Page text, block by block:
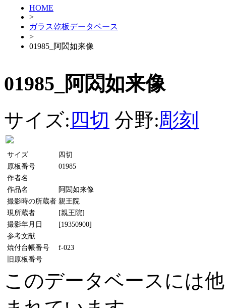
HOME
>
ガラス乾板データベース
>
01985_阿閦如来像
01985_阿閦如来像
サイズ: 四切 分野:彫刻
サイズ
四切
原板番号
01985
作者名
作品名
阿閦如来像
撮影時の所蔵者 親王院
現所蔵者
[親王院]
撮影年月日
[19350900]
参考文献
焼付台帳番号
f-023
旧原板番号
このデータベースには